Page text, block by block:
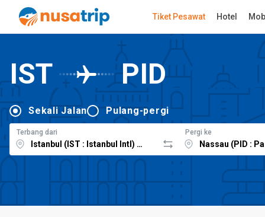
Tiket Pesawat Hotel
IST PID
Sekali Jalan Pulang-pergi
Terbang dari Pergi ke